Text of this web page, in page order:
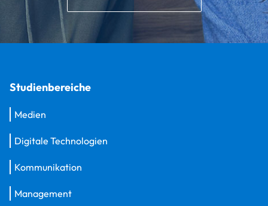
Studienbereiche
Medien
Digitale Technologien
Kommunikation
Management